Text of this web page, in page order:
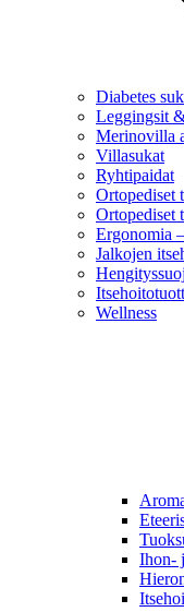
Diabetes
Leggingsit
Merinovilla
Villasukat
Ryhtipaidat
Ortopediset
Ortopediset
Ergonomia
Jalkojen
Wellness
Ihon-